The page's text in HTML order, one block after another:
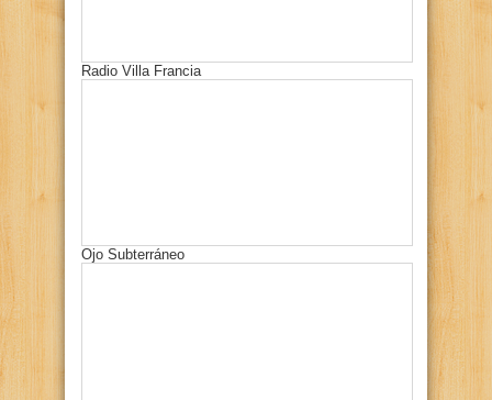
Radio Villa Francia
Ojo Subterráneo